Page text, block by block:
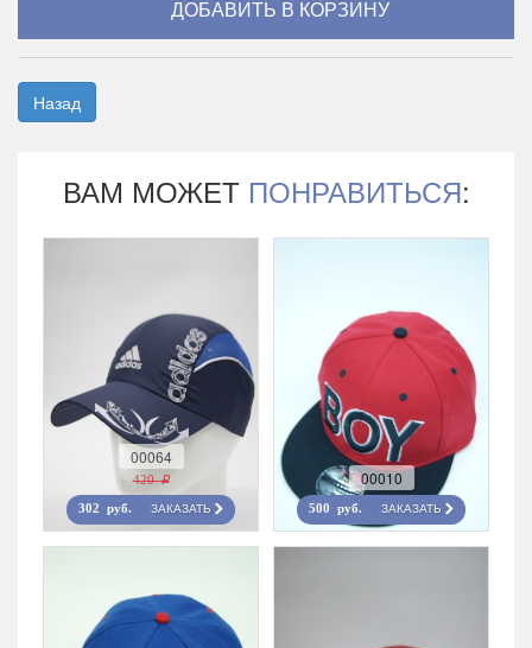
Назад
ВАМ МОЖЕТ ПОНРАВИТЬСЯ:
00064
420 r
302 руб. ЗАКАЗАТЬ
00010
500 руб. ЗАКАЗАТЬ